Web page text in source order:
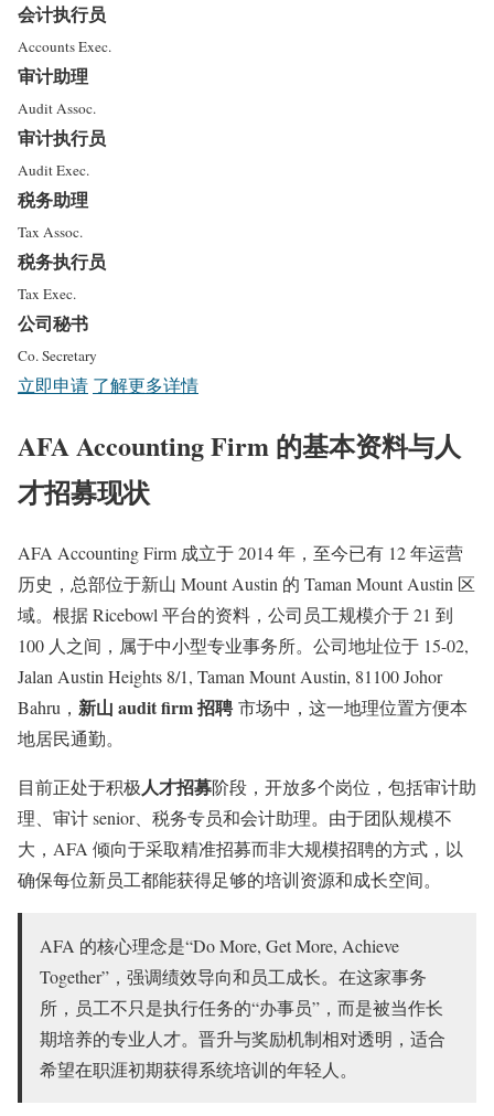
会计执行员
Accounts Exec.
审计助理
Audit Assoc.
审计执行员
Audit Exec.
税务助理
Tax Assoc.
税务执行员
Tax Exec.
公司秘书
Co. Secretary
立即申请 了解更多详情
AFA Accounting Firm 的基本资料与人
才招募现状
AFA Accounting Firm 成立于 2014 年，至今已有 12 年运营
历史，总部位于新山 Mount Austin 的 Taman Mount Austin 区
域。根据 Ricebowl 平台的资料，公司员工规模介于 21 到
100 人之间，属于中小型专业事务所。公司地址位于 15-02,
Jalan Austin Heights 8/1, Taman Mount Austin, 81100 Johor
Bahru ， 新山 audit firm 招聘市场中，这一地理位置方便本
地居民通勤。
目前正处于积极人才招募阶段，开放多个岗位，包括审计助
理、审计 senior、税务专员和会计助理。由于团队规模不
大，AFA 倾向于采取精准招募而非大规模招聘的方式，以
确保每位新员工都能获得足够的培训资源和成长空间。
AFA 的核心理念是“Do More, Get More, Achieve
Together”，强调绩效导向和员工成长。在这家事务
所，员工不只是执行任务的“办事员”，而是被当作长
期培养的专业人才。晋升与奖励机制相对透明，适合
希望在职涯初期获得系统培训的年轻人。